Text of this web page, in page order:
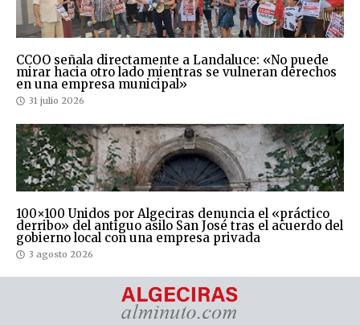
CCOO señala directamente a Landaluce: «No puede
mirar hacia otro lado mientras se vulneran derechos
en una empresa municipal»
31 julio 2026
100×100 Unidos por Algeciras denuncia el «práctico
derribo» del antiguo asilo San José tras el acuerdo del
gobierno local con una empresa privada
3 agosto 2026